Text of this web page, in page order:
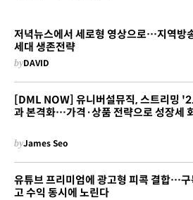
저녁뉴스에서 세로형 영상으로…지역방
세대 생존전략
byDAVID
[DML NOW] 유니버설뮤직, 스트리밍
과 본격화…가격·상품 전략으로 성장세
byJames Seo
유튜브 프리미엄에 광고형 피콕 결합…
고 수익 동시에 노린다